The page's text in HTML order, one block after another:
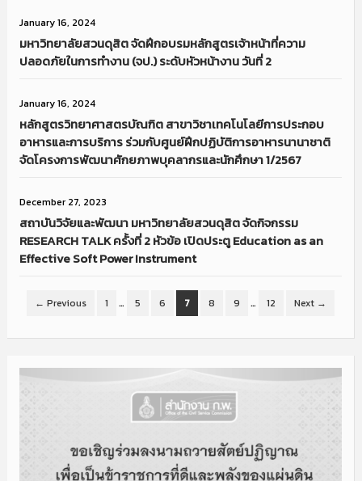
January 16, 2024
มหาวิทยาลัยสวนดุสิต จัดฝึกอบรมหลักสูตรเจ้าหน้าที่ความ
ปลอดภัยในการทำงาน (จป.) ระดับหัวหน้างาน วันที่ 2
January 16, 2024
หลักสูตรวิทยาศาสตรบัณฑิต สาขาวิชาเทคโนโลยีการประกอบ
อาหารและการบริการ ร่วมกับศูนย์ฝึกปฏิบัติการอาหารนานาชาติ
จัดโครงการพัฒนาศักยภาพบุคลากรและนักศึกษา 1/2567
December 27, 2023
สถาบันวิจัยและพัฒนา มหาวิทยาลัยสวนดุสิต จัดกิจกรรม
RESEARCH TALK ครั้งที่ 2 หัวข้อ เปิดประตู Education as an
Effective Soft Power Instrument
← Previous 1 … 5 6 7 8 9 … 12 Next →